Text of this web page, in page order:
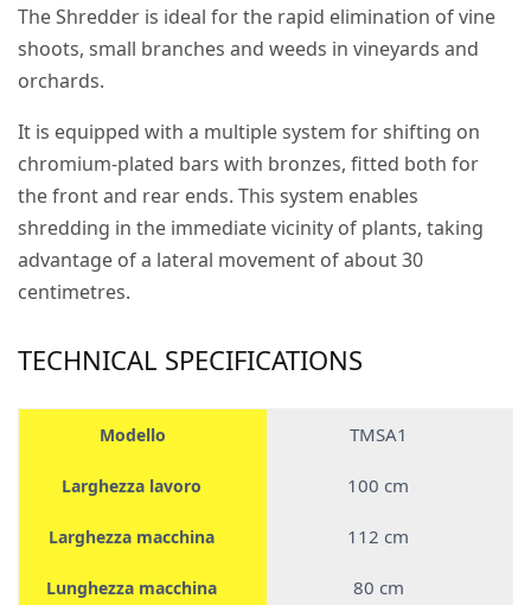
The Shredder is ideal for the rapid elimination of vine
shoots, small branches and weeds in vineyards and
orchards.
It is equipped with a multiple system for shifting on
chromium-plated bars with bronzes, fitted both for
the front and rear ends. This system enables
shredding in the immediate vicinity of plants, taking
advantage of a lateral movement of about 30
centimetres.
TECHNICAL SPECIFICATIONS
Modello TMSA1
Larghezza lavoro 100 cm
Larghezza macchina 112 cm
Lunghezza macchina 80 cm